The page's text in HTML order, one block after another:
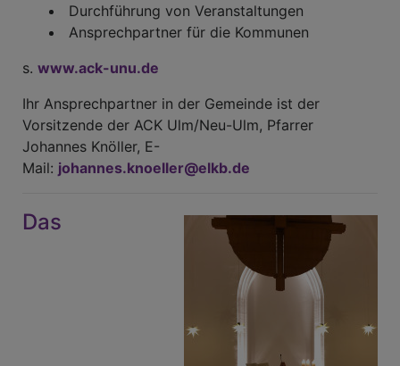
Durchführung von Veranstaltungen
Ansprechpartner für die Kommunen
s. www.ack-unu.de
Ihr Ansprechpartner in der Gemeinde ist der
Vorsitzende der ACK Ulm/Neu-Ulm, Pfarrer
Johannes Knöller, E-
Mail: johannes.knoeller@elkb.de
Das